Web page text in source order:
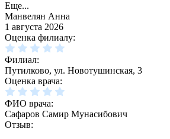
Еще...
Манвелян Анна
1 августа 2026
Оценка филиалу:
Филиал:
Путилково, ул. Новотушинская, 3
Оценка врача:
ФИО врача:
Сафаров Самир Мунасибович
Отзыв: